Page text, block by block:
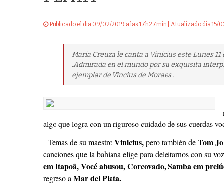
Publicado el dia 09/02/2019 a las 17h27min | Atualizado dia 15/
Maria Creuza le canta a Vinicius este Lunes
.Admirada en el mundo por su exquisita
ejemplar de Vincius de Moraes .
algo que logra con un riguroso cuidado de sus cuerdas
Temas de su maestroVinicius,pero también deTom
canciones que la bahiana elige para deleitarnos con su
em Itapoã, Vocé abusou, Corcovado, Samba em
regreso a Mar del Plata.